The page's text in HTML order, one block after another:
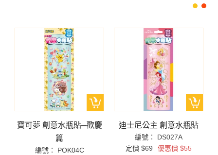
寶可夢 創意水瓶貼─歡慶
篇
編號： POK04C
迪士尼公主 創意水瓶貼
編號： DS027A
定價 $69
優惠價 $55